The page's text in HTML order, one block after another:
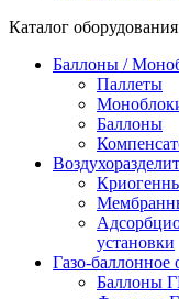
Каталог оборудования
Баллоны /
Паллеты
Баллоны
установки
Газо-
Баллоны